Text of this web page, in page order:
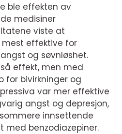
ble effekten av
medisiner
viste at
mest effektive for
og søvnløshet.
effekt, men med
for bivirkninger og
var mer effektive
angst og depresjon,
innsettende
med benzodiazepiner.